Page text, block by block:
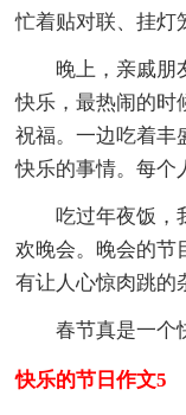
忙着贴对联、挂灯
晚上，亲戚朋
快乐，最热闹的时
祝福。一边吃着丰
快乐的事情。每个
吃过年夜饭，
欢晚会。晚会的节
有让人心惊肉跳的
春节真是一个
快乐的节日作文5